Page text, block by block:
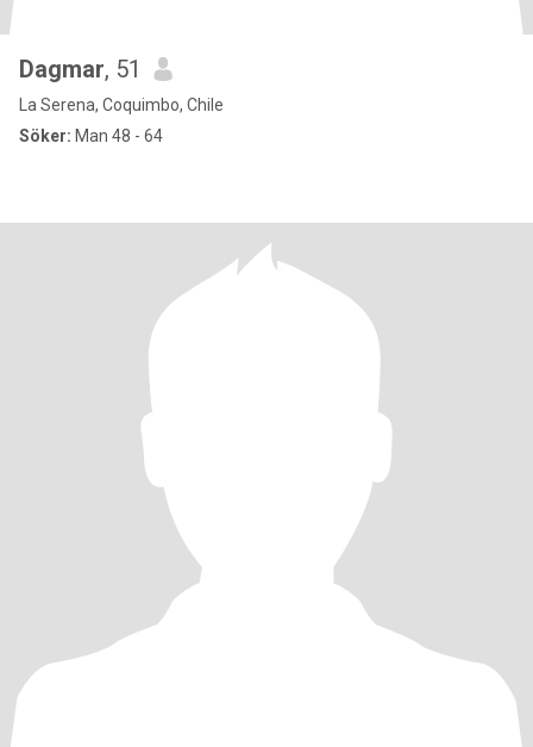
Dagmar, 51
La Serena, Coquimbo, Chile
Söker: Man 48 - 64